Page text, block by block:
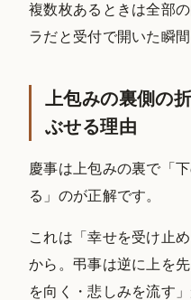
複数枚あるときは全部
ラだと受付で開いた瞬
上包みの裏側の
ぶせる理由
慶事は上包みの裏で「
る」のが正解です。
これは「幸せを受け止
から。弔事は逆に上を
を向く・悲しみを流す